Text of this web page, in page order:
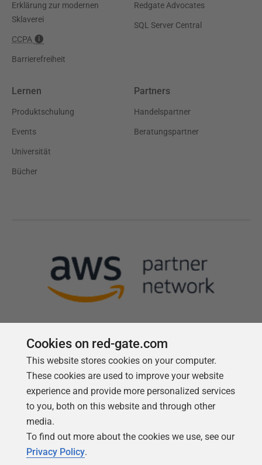
Erklärung zur modernen
Sklaverei
CCPA
Barrierefreiheit
Redgate Advocates
SQL Server Central
Lernen
Produktschulung
Events
Universität
Bücher
Partners
Handelspartner
Beratungspartner
Cookies on red-gate.com
This website stores cookies on your computer.
These cookies are used to improve your website
experience and provide more personalized services
to you, both on this website and through other
media.
To find out more about the cookies we use, see our
Privacy Policy.